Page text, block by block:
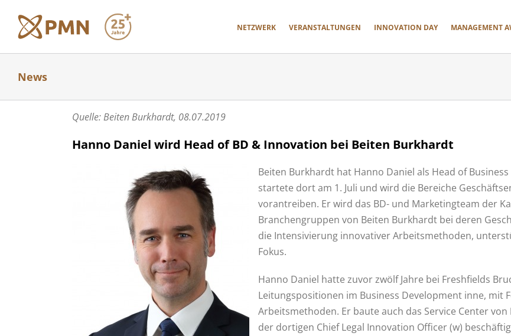
Inhalt
springen
NETZWERK VERANSTALTUNGEN INNOVATION DAY MANAGEMENT
News
Quelle: Beiten Burkhardt, 08.07.2019
Hanno Daniel wird Head of BD & Innovation bei Beiten Burkhardt
Beiten Burkhardt hat Hanno Daniel als Head of
startete dort am 1. Juli und wird die Bereiche
vorantreiben. Er wird das BD- und Marketingteam der
Branchengruppen von Beiten Burkhardt bei deren
die Intensivierung innovativer Arbeitsmethoden,
Fokus.
Hanno Daniel hatte zuvor zwölf Jahre bei Freshfields
Leitungspositionen im Business Development inne, mit
Arbeitsmethoden. Er baute auch das Service Center
der dortigen Chief Legal Innovation Officer (w)